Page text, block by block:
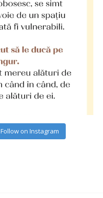
Follow on Instagram